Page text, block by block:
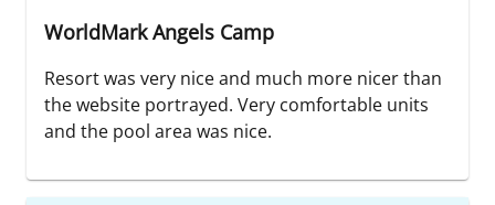
WorldMark Angels Camp
Resort was very nice and much more nicer than
the website portrayed. Very comfortable units
and the pool area was nice.